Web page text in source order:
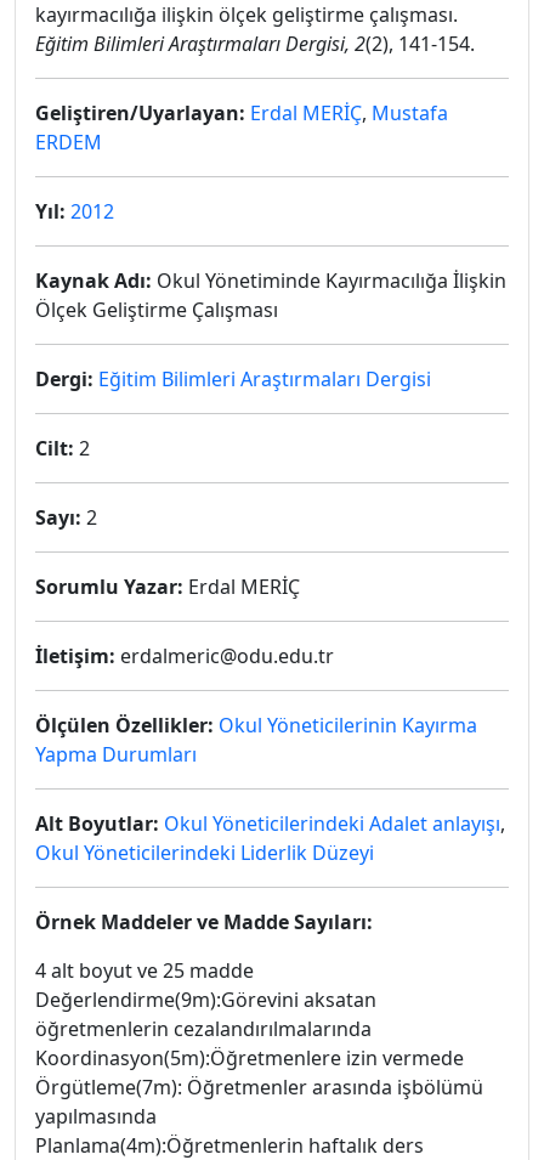
kayırmacılığa ilişkin ölçek geliştirme çalışması.
Eğitim Bilimleri Araştırmaları Dergisi, 2(2), 141-154.
Geliştiren/Uyarlayan: Erdal MERİÇ, Mustafa
ERDEM
Yıl: 2012
Kaynak Adı: Okul Yönetiminde Kayırmacılığa İlişkin
Ölçek Geliştirme Çalışması
Dergi: Eğitim Bilimleri Araştırmaları Dergisi
Cilt: 2
Sayı: 2
Sorumlu Yazar: Erdal MERİÇ
İletişim: erdalmeric@odu.edu.tr
Ölçülen Özellikler: Okul Yöneticilerinin Kayırma
Yapma Durumları
Alt Boyutlar: Okul Yöneticilerindeki Adalet anlayışı,
Okul Yöneticilerindeki Liderlik Düzeyi
Örnek Maddeler ve Madde Sayıları:
4 alt boyut ve 25 madde
Değerlendirme(9m):Görevini aksatan
öğretmenlerin cezalandırılmalarında
Koordinasyon(5m):Öğretmenlere izin vermede
Örgütleme(7m): Öğretmenler arasında işbölümü
yapılmasında
Planlama(4m):Öğretmenlerin haftalık ders